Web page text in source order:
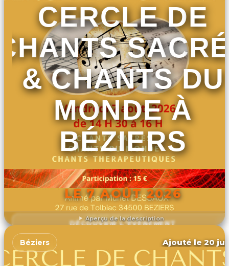
Aperçu de la description
CERCLE DE
& CHANTS DU
MONDE À
BÉZIERS
LE 7 AOÛT 2026
DÉCOUVRIR L'ÉVÉNEMENT
Béziers Ajouté le 20